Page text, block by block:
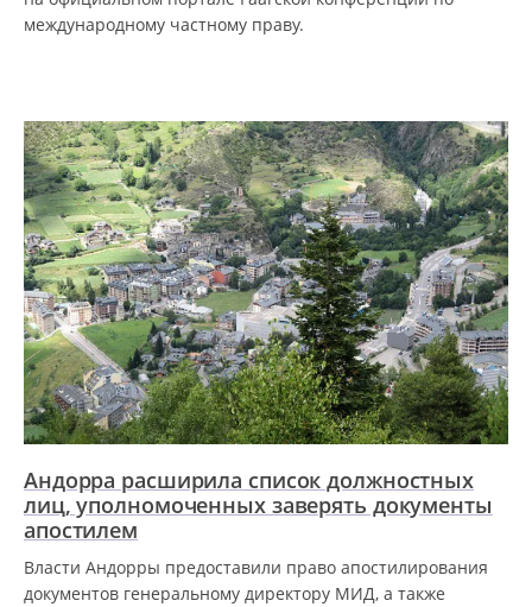
международному частному праву.
Андорра расширила список должностных
лиц, уполномоченных заверять документы
апостилем
Власти Андорры предоставили право апостилирования
документов генеральному директору МИД, а также